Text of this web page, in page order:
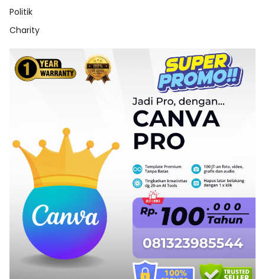
Politik
Charity